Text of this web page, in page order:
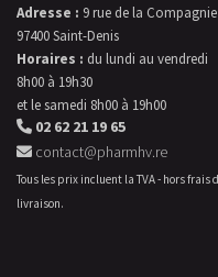
Adresse : 9 rue de la Compagnie
97400 Saint-Denis
Horaires : du lundi au vendredi
8h00 à 19h30
et le samedi 8h00 à 19h00
02 62 21 19 65
contact@pharmhv.re
Tous les prix incluent la TVA - hors frais
livraison.